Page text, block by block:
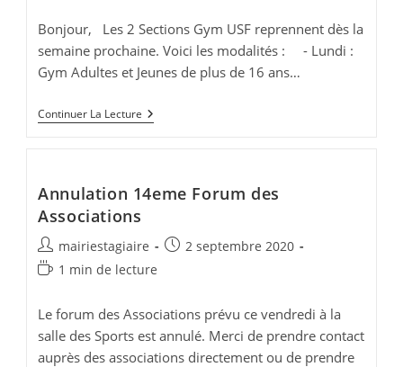
lecture :
Bonjour, Les 2 Sections Gym USF reprennent dès la
semaine prochaine. Voici les modalités : - Lundi :
Gym Adultes et Jeunes de plus de 16 ans…
Continuer La Lecture GYM
USF
Annulation 14eme Forum des
Associations
Auteur/autrice
de
mairiestagiaire
Publication
2 septembre 2020
Temps
lecture :
1 min de lecture
Le forum des Associations prévu ce vendredi à la
salle des Sports est annulé. Merci de prendre contact
auprès des associations directement ou de prendre